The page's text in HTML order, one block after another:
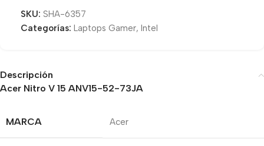
SKU: SHA-6357
Categorías: Laptops Gamer, Intel
Descripción
Acer Nitro V 15 ANV15-52-73JA
MARCA Acer